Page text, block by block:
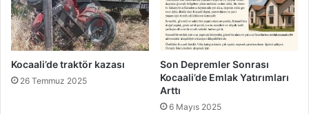
Kocaali’de traktör kazası
26 Temmuz 2025
Son Depremler Sonrası
Kocaali’de Emlak Yatırımları
Arttı
6 Mayıs 2025